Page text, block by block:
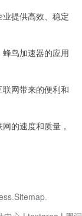
提供高效、稳定
鸟加速器的应用
网带来的便利和
的速度和质量，
.Sitemap.